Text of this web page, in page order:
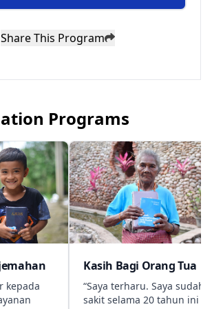
Share This Program
Programs
kepada
Kasih Bagi Orang Tua
“Saya terharu. Saya sudah
sakit selama 20 tahun ini